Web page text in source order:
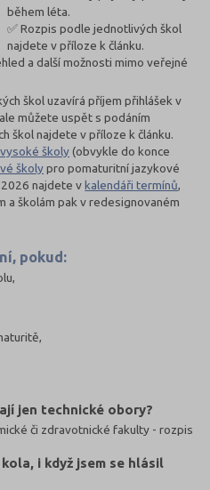
během léta.
✅ Rozpis podle jednotlivých škol
najdete v příloze k článku.
a další možnosti mimo veřejné
škol uzavírá příjem přihlášek v
můžete uspět s podáním
škol najdete v příloze k článku.
školy(obvykle do konce
školypro pomaturitní jazykové
2026 najdete vkalendáři termínů,
školám pak v redesignovaném
pokud:
jen technické obory?
či zdravotnické fakulty - rozpis
i když jsem se hlásil